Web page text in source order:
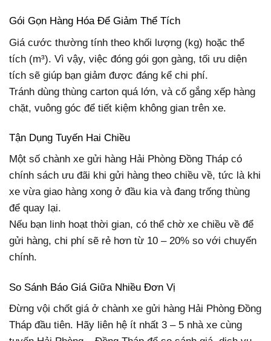
Gói Gọn Hàng Hóa Để Giảm Thể Tích
Giá cước thường tính theo khối lượng (kg) hoặc thể
tích (m³). Vì vậy, việc đóng gói gọn gàng, tối ưu diện
tích sẽ giúp bạn giảm được đáng kể chi phí.
Tránh dùng thùng carton quá lớn, và cố gắng xếp hàng
chặt, vuông góc để tiết kiệm không gian trên xe.
Tận Dụng Tuyến Hai Chiều
Một số chành xe gửi hàng Hải Phòng Đồng Tháp có
chính sách ưu đãi khi gửi hàng theo chiều về, tức là khi
xe vừa giao hàng xong ở đầu kia và đang trống thùng
để quay lại.
Nếu bạn linh hoạt thời gian, có thể chờ xe chiều về để
gửi hàng, chi phí sẽ rẻ hơn từ 10 – 20% so với chuyến
chính.
So Sánh Báo Giá Giữa Nhiều Đơn Vị
Đừng vội chốt giá ở chành xe gửi hàng Hải Phòng Đồng
Tháp đầu tiên. Hãy liên hệ ít nhất 3 – 5 nhà xe cùng